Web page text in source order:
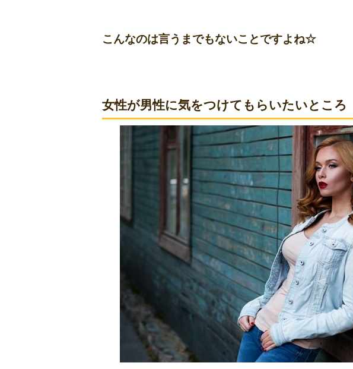
こんなのは言うまでもないことですよね☆
女性が男性に気をつけてもらいたいところ